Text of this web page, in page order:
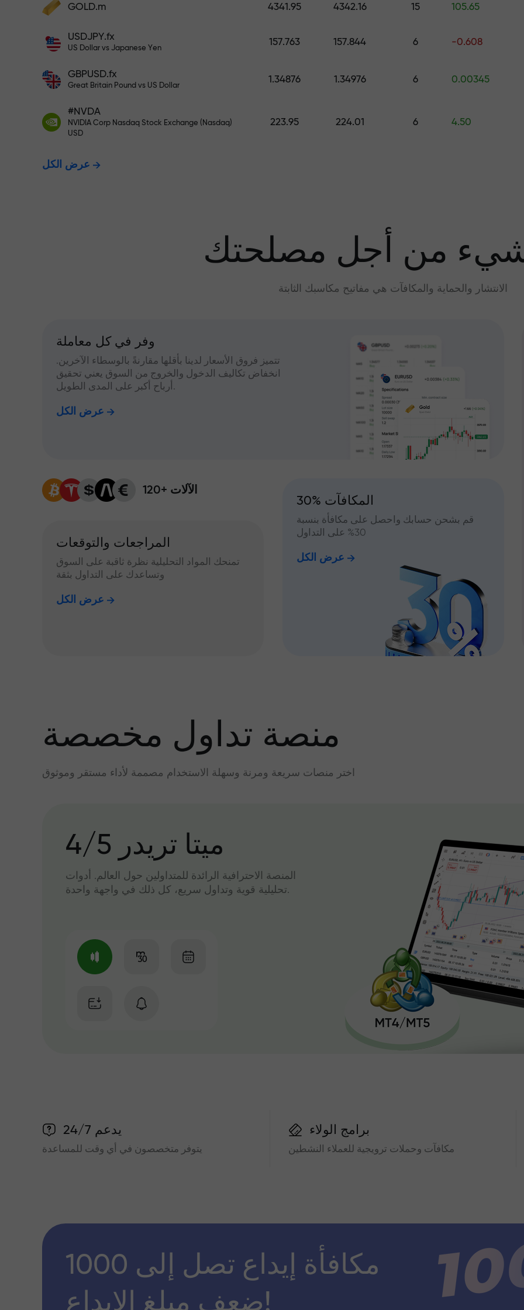
إيداعك بألف مرة. هذا ليس خطأً مطبعياً. كلما
قم بإيداع المبلغ في حسابك باستخدام $333 — اختر هدية تصل قيمتها إلى $1,500
نحن نضمن أرباحك
مكافأة تصل إلى 1000 ضعف - أكبر
GOLD.m 4341.95 4342.16 15 105.65
USDJPY.fx
US Dollar vs Japanese Yen
157.763 157.844 6 -0.608
GBPUSD.fx
Great Britain Pound vs US Dollar
1.34876 1.34976 6 0.00345
#NVDA
NVIDIA Corp Nasdaq Stock Exchange (Nasdaq)
USD
223.95 224.01 6 4.50
عرض الكل
من أجل مصلحتك
الانتشار والحماية والمكافآت هي مفاتيح مكاسبك الثابتة
وفر في كل معاملة
تتميز فروق الأسعار لدينا بأقلها مقارنةً بالوسطاء الآخرين.
انخفاض تكاليف الدخول والخروج من السوق يعني تحقيق
أرباح أكبر على المدى الطويل.
عرض الكل
120+ الآلات
المراجعات والتوقعات
تمنحك المواد التحليلية نظرة ثاقبة على السوق
وتساعدك على التداول بثقة
عرض الكل
30% المكافآت
قم بشحن حسابك واحصل على مكافأة بنسبة
30% على التداول
عرض الكل
منصة تداول مخصصة
اختر منصات سريعة ومرنة وسهلة الاستخدام مصممة لأداء مستقر وموثوق
میتا تریدر 4/5
المنصة الاحترافية الرائدة للمتداولين حول العالم. أدوات
تحليلية قوية وتداول سريع، كل ذلك في واجهة واحدة.
يدعم 24/7
يتوفر متخصصون في أي وقت للمساعدة
برامج الولاء
مكافآت وحملات ترويجية للعملاء النشطين
مكافأة إيداع تصل إلى 1000
ضعف مبلغ الإيداع!